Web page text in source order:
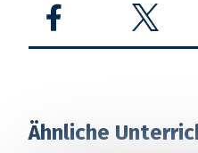
Share on FacebookShare on
Ähnliche